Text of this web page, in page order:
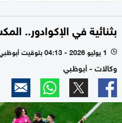
بثنائية في الإكوادور..
l 1 يوليو 2026 - 04:13 بتوقيت أبوظبي
وكالات - أبوظبي